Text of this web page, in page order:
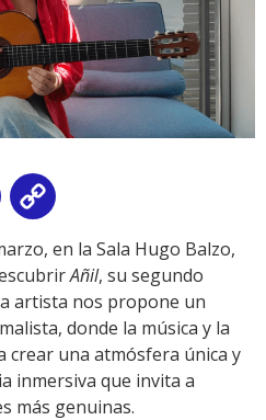
Email
Link
en la Sala Hugo Balzo,
Añil, su segundo
artista nos propone un
donde la música y la
crear una atmósfera única y
inmersiva que invita a
más genuinas.